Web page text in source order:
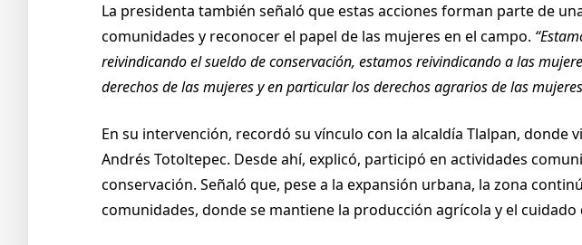
La presidenta también señaló que estas acciones forman parte de
comunidades y reconocer el papel de las mujeres en el campo.
reivindicando el sueldo de conservación, estamos reivindicando a las
derechos de las mujeres y en particular los derechos agrarios de las
En su intervención, recordó su vínculo con la alcaldía Tlalpan, donde
Andrés Totoltepec. Desde ahí, explicó, participó en actividades
conservación. Señaló que, pese a la expansión urbana, la zona
comunidades, donde se mantiene la producción agrícola y el cuidado